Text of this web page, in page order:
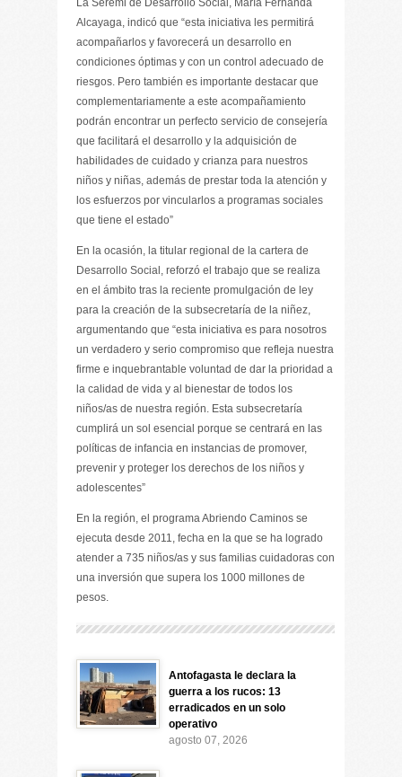
La Seremi de Desarrollo Social, María Fernanda
Alcayaga, indicó que “esta iniciativa les permitirá
acompañarlos y favorecerá un desarrollo en
condiciones óptimas y con un control adecuado de
riesgos. Pero también es importante destacar que
complementariamente a este acompañamiento
podrán encontrar un perfecto servicio de consejería
que facilitará el desarrollo y la adquisición de
habilidades de cuidado y crianza para nuestros
niños y niñas, además de prestar toda la atención y
los esfuerzos por vincularlos a programas sociales
que tiene el estado”
En la ocasión, la titular regional de la cartera de
Desarrollo Social, reforzó el trabajo que se realiza
en el ámbito tras la reciente promulgación de ley
para la creación de la subsecretaría de la niñez,
argumentando que “esta iniciativa es para nosotros
un verdadero y serio compromiso que refleja nuestra
firme e inquebrantable voluntad de dar la prioridad a
la calidad de vida y al bienestar de todos los
niños/as de nuestra región. Esta subsecretaría
cumplirá un sol esencial porque se centrará en las
políticas de infancia en instancias de promover,
prevenir y proteger los derechos de los niños y
adolescentes”
En la región, el programa Abriendo Caminos se
ejecuta desde 2011, fecha en la que se ha logrado
atender a 735 niños/as y sus familias cuidadoras con
una inversión que supera los 1000 millones de
pesos.
Antofagasta le declara la
guerra a los rucos: 13
erradicados en un solo
operativo
agosto 07, 2026